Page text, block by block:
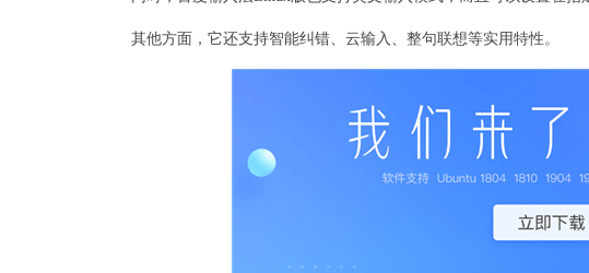
其他方面，它还支持智能纠错、云输入、整句联想等实用特性。